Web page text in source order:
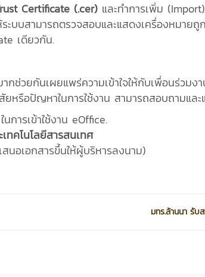
Certificate (.cer) และทำการเพิ่ม
ะบบสามารถตรวจสอบและแสดงเครื่องหมาย
เดียวกัน.
กช่วยกันเผยแพร่ความเข้าใจให้กับเพื่อนร่วมง
หรือปัญหาในการใช้งาน สามารถสอบถามแล
การเข้าใช้งาน eOffice.
ทคโนโลยีสารสนเทศ
สนอเอกสารขึ้นให้ผู้บริหารลงนาม)
มทร.ล้านนา รั